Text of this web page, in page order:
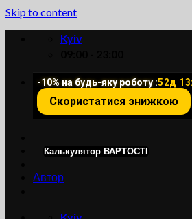
Skip to content
Kyiv
-10% на будь-яку роботу :52д
Скористатися знижкою
Калькулятор ВАРТОСТІ
Автор